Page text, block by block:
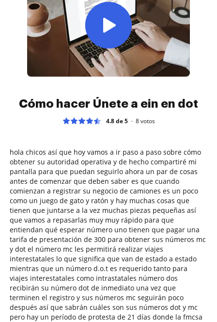
Cómo hacer Únete a ein en dot
4.8 de 5 8votos
hola chicos así que hoy vamos a ir paso a paso sobre cómo
obtener su autoridad operativa y de hecho compartiré mi
pantalla para que puedan seguirlo ahora un par de cosas
antes de comenzar que deben saber es que cuando
comienzan a registrar su negocio de camiones es un poco
como un juego de gato y ratón y hay muchas cosas que
tienen que juntarse a la vez muchas piezas pequeñas así
que vamos a repasarlas muy muy rápido para que
entiendan qué esperar número uno tienen que pagar una
tarifa de presentación de 300 para obtener sus números mc
y dot el número mc les permitirá realizar viajes
interestatales lo que significa que van de estado a estado
mientras que un número d.o.t es requerido tanto para
viajes interestatales como intrastatales número dos
recibirán su número dot de inmediato una vez que
terminen el registro y sus números mc seguirán poco
después así que sabrán cuáles son sus números dot y mc
pero hay un período de protesta de 21 días donde la fmcsa